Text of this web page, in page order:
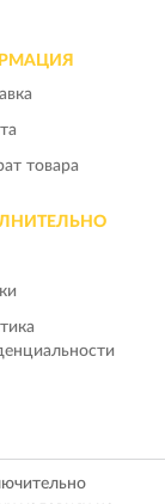
товара